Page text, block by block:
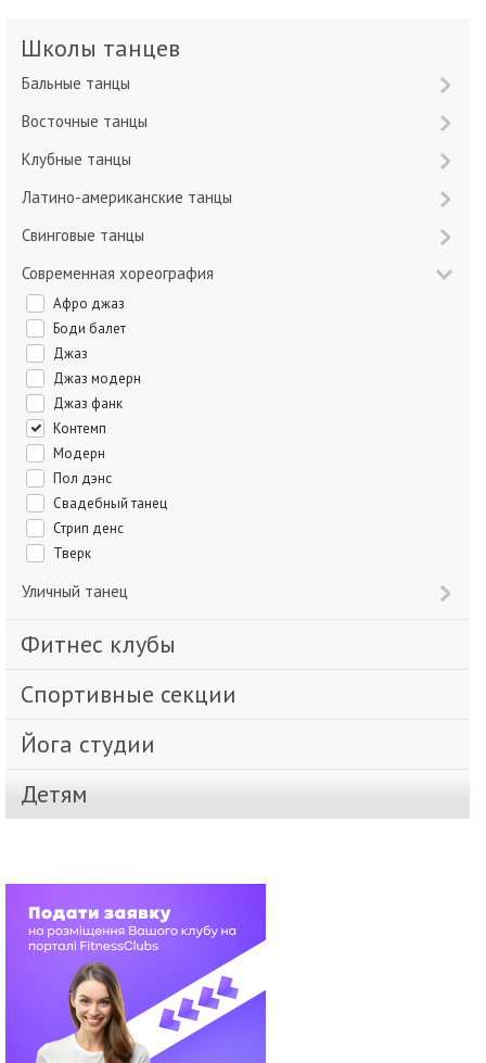
Школы танцев
Бальные танцы
Восточные танцы
Клубные танцы
Латино-американские танцы
Свинговые танцы
Современная хореография
Афро джаз
Боди балет
Джаз
Джаз модерн
Джаз фанк
Контемп
Модерн
Пол дэнс
Свадебный танец
Стрип денс
Тверк
Уличный танец
Фитнес клубы
Спортивные секции
Йога студии
Детям